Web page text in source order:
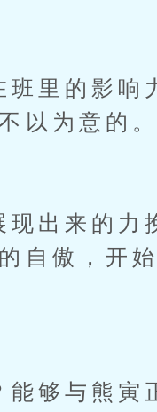
里的影响
以为意的。
出来的力
自傲，开
够与熊寅